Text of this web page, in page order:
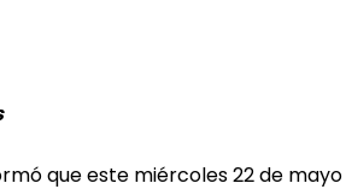
que este miércoles 22 de mayo